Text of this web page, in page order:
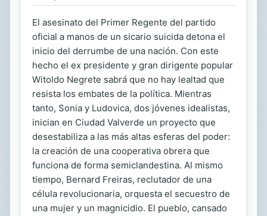
El asesinato del Primer Regente del partido
oficial a manos de un sicario suicida detona el
inicio del derrumbe de una nación. Con este
hecho el ex presidente y gran dirigente popular
Witoldo Negrete sabrá que no hay lealtad que
resista los embates de la política. Mientras
tanto, Sonia y Ludovica, dos jóvenes idealistas,
inician en Ciudad Valverde un proyecto que
desestabiliza a las más altas esferas del poder:
la creación de una cooperativa obrera que
funciona de forma semiclandestina. Al mismo
tiempo, Bernard Freiras, reclutador de una
célula revolucionaria, orquesta el secuestro de
una mujer y un magnicidio. El pueblo, cansado